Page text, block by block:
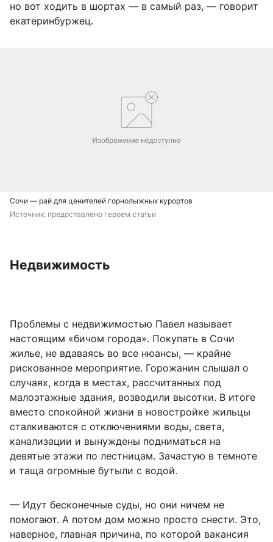
но вот ходить в шортах — в самый раз, — говорит
екатеринбуржец.
Сочи — рай для ценителей горнолыжных курортов
Источник: предоставлено героем статьи
Недвижимость
Проблемы с недвижимостью Павел называет
настоящим «бичом города». Покупать в Сочи
жилье, не вдаваясь во все нюансы, — крайне
рискованное мероприятие. Горожанин слышал о
случаях, когда в местах, рассчитанных под
малоэтажные здания, возводили высотки. В итоге
вместо спокойной жизни в новостройке жильцы
сталкиваются с отключениями воды, света,
канализации и вынуждены подниматься на
девятые этажи по лестницам. Зачастую в темноте
и таща огромные бутыли с водой.
— Идут бесконечные суды, но они ничем не
помогают. А потом дом можно просто снести. Это,
наверное, главная причина, по которой вакансия